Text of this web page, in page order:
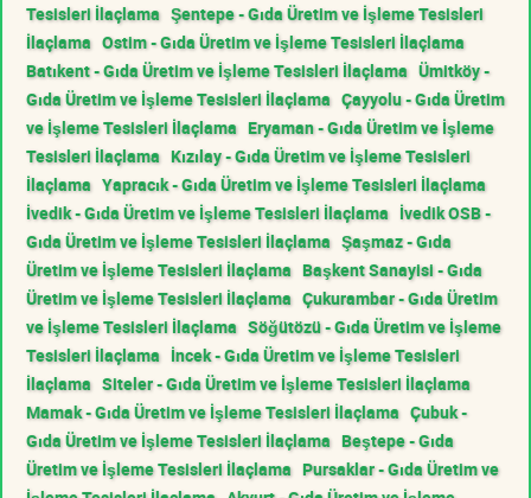
Tesisleri İlaçlama Şentepe - Gıda Üretim ve İşleme Tesisleri
İlaçlama Ostim - Gıda Üretim ve İşleme Tesisleri İlaçlama
Batıkent - Gıda Üretim ve İşleme Tesisleri İlaçlama Ümitköy -
Gıda Üretim ve İşleme Tesisleri İlaçlama Çayyolu - Gıda Üretim
ve İşleme Tesisleri İlaçlama Eryaman - Gıda Üretim ve İşleme
Tesisleri İlaçlama Kızılay - Gıda Üretim ve İşleme Tesisleri
İlaçlama Yapracık - Gıda Üretim ve İşleme Tesisleri İlaçlama
İvedik - Gıda Üretim ve İşleme Tesisleri İlaçlama İvedik OSB -
Gıda Üretim ve İşleme Tesisleri İlaçlama Şaşmaz - Gıda
Üretim ve İşleme Tesisleri İlaçlama Başkent Sanayisi - Gıda
Üretim ve İşleme Tesisleri İlaçlama Çukurambar - Gıda Üretim
ve İşleme Tesisleri İlaçlama Söğütözü - Gıda Üretim ve İşleme
Tesisleri İlaçlama İncek - Gıda Üretim ve İşleme Tesisleri
İlaçlama Siteler - Gıda Üretim ve İşleme Tesisleri İlaçlama
Mamak - Gıda Üretim ve İşleme Tesisleri İlaçlama Çubuk -
Gıda Üretim ve İşleme Tesisleri İlaçlama Beştepe - Gıda
Üretim ve İşleme Tesisleri İlaçlama Pursaklar - Gıda Üretim ve